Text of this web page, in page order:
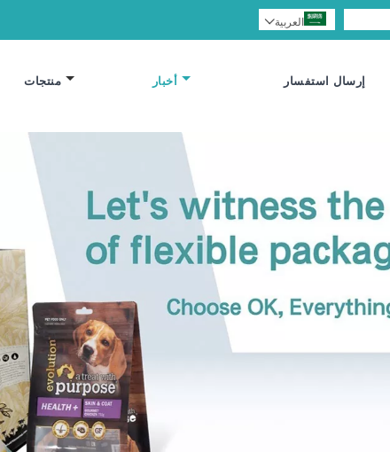
العربية
منتجات أخبار إرسال استفسار